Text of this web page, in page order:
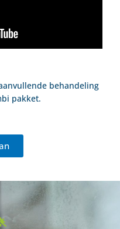
behandeling
pakket.